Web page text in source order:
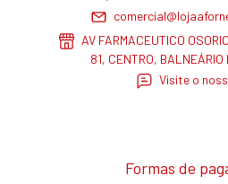
AV FARMACEUTICO
81, CENTRO,
Visite o
Formas de